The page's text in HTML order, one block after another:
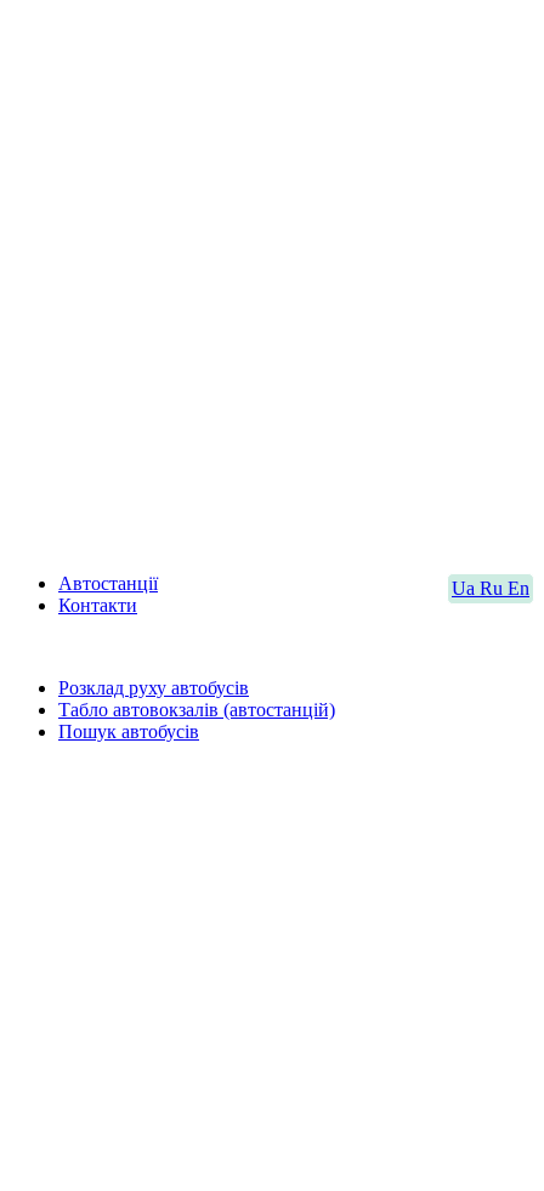
Ua Ru En
Автостанції
Контакти
Розклад руху автобусів
Табло автовокзалів (автостанцій)
Пошук автобусів